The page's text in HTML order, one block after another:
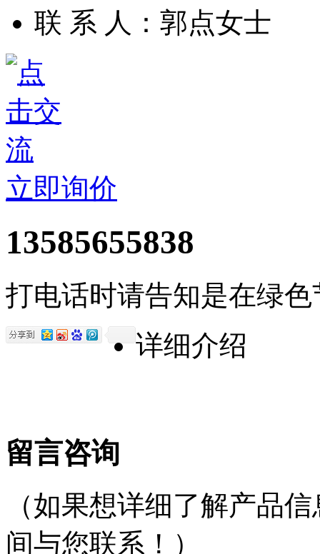
联 系 人：郭点女士
立即询价
13585655838
打电话时请告知是在绿
详细介绍
留言咨询
（如果想详细了解产品
间与您联系！）